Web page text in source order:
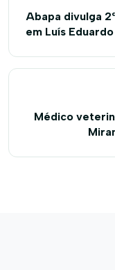
Abapa divulga
em Luís
Médico